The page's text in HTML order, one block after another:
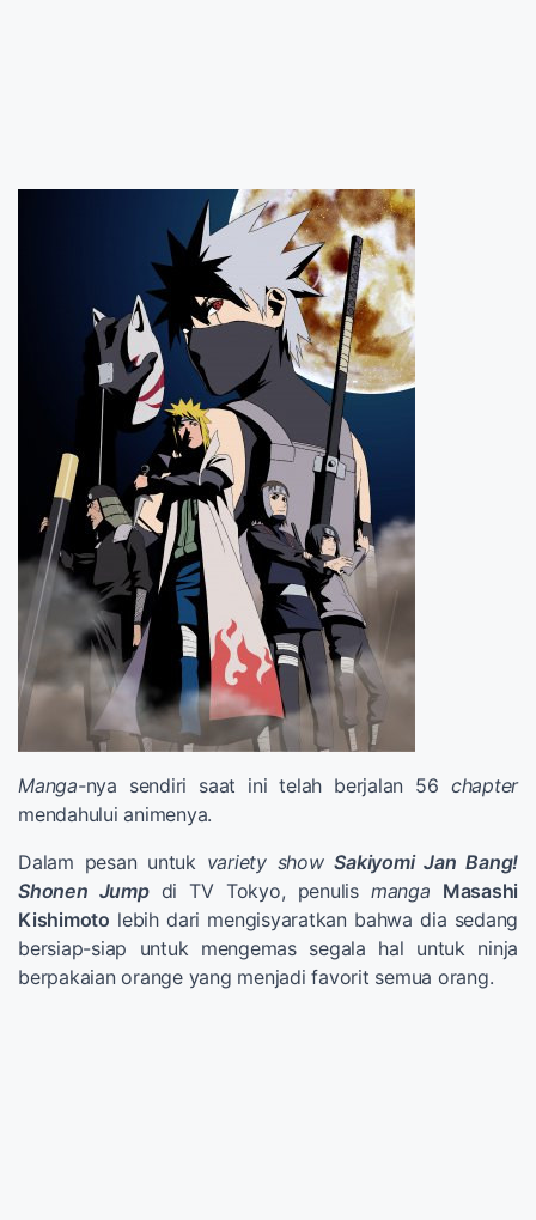
Manga-nya sendiri saat ini telah berjalan 56 chapter
mendahului animenya.
Dalam pesan untuk variety showSakiyomi Jan Bang!
Shonen Jumpdi TV Tokyo, penulis manga Masashi
Kishimoto lebih dari mengisyaratkan bahwa dia sedang
bersiap-siap untuk mengemas segala hal untuk ninja
berpakaian orange yang menjadi favorit semua orang.